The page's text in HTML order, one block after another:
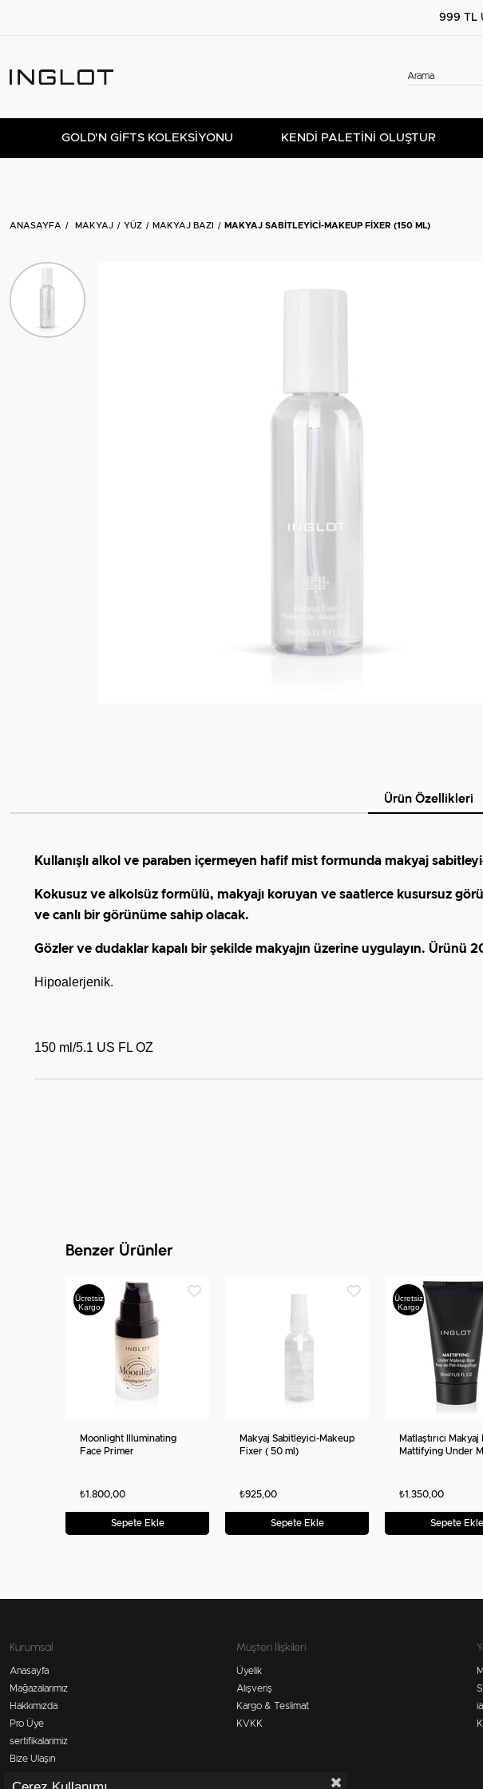
999 TL
GOLD'N GIFTS KOLEKSIYONU KENDİ PALETİNİ OLUŞTUR
ANASAYFA MAKYAJ YÜZ MAKYAJ BAZI MAKYAJ SABITLEYICI-MAKEUP FIXER (150 ML)
Ürün Özellikleri
Kullanışlı alkol ve paraben içermeyen hafif mist formunda makyaj
Kokusuz ve alkolsüz formülü, makyajı koruyan ve saatlerce kusursuz
ve canlı bir görünüme sahip olacak.
Gözler ve dudaklar kapalı bir şekilde makyajın üzerine uygulayın. Ürünü
Hipoalerjenik.
150 ml/5.1 US FL OZ
Benzer Ürünler
Ücretsiz
Kargo
Moonlight Illuminating
Face Primer
₺1.800,00
Sepete Ekle
Makyaj Sabitleyici-Makeup
Fixer ( 50 ml)
₺925,00
Sepete Ekle
Ücretsiz
Kargo
Matlaştırıcı Makyaj
Mattifying Under
₺1.350,00
Sepete Ekle
Kurumsal
Anasayfa
Mağazalarımız
Hakkımızda
Pro Üye
sertifikalarimiz
Bize Ulaşın
Müşteri İlişkileri
Üyelik
Alışveriş
Kargo & Teslimat
KVKK